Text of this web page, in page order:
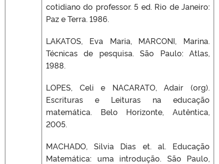
cotidiano do professor. 5 ed. Rio de Janeiro:
Paz e Terra. 1986.
LAKATOS, Eva Maria, MARCONI, Marina.
Técnicas de pesquisa. São Paulo: Atlas,
1988.
LOPES, Celi e NACARATO, Adair (org).
Escrituras e Leituras na educação
matemática. Belo Horizonte, Autêntica,
2005.
MACHADO, Silvia Dias et. al. Educação
Matemática: uma introdução. São Paulo,